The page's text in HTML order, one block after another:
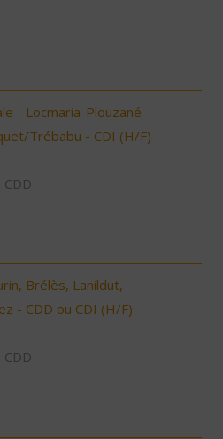
- Locmaria-Plouzané
Trébabu - CDI (H/F)
Brélès, Lanildut,
- CDD ou CDI (H/F)